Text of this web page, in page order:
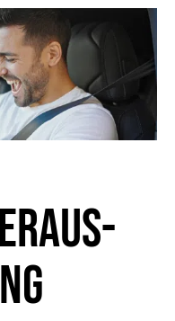
der
Produktseite
gewählt
werden